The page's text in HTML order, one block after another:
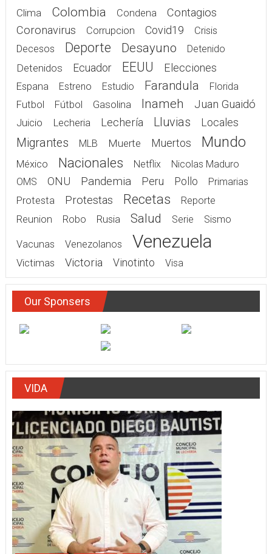
Clima
Colombia Condena
Contagios
Coronavirus
Corrupcion Covid19
Crisis
Decesos
Deporte Desayuno Detenido
Detenidos Ecuador EEUU Elecciones
Espana Estreno Estudio Farandula
Florida
Futbol
Fútbol Gasolina Inameh Juan Guaidó
Juicio Lecheria Lechería Lluvias Locales
Migrantes MLB Muerte Muertos Mundo
México Nacionales Netflix
Nicolas Maduro
OMS
ONU Pandemia Peru Pollo
Primarias
Protesta
Protestas Recetas
Reporte
Reunion
Robo Rusia Salud Serie Sismo
Vacunas Venezolanos Venezuela
Victimas Victoria Vinotinto Visa
Our Sponsers
VIDA